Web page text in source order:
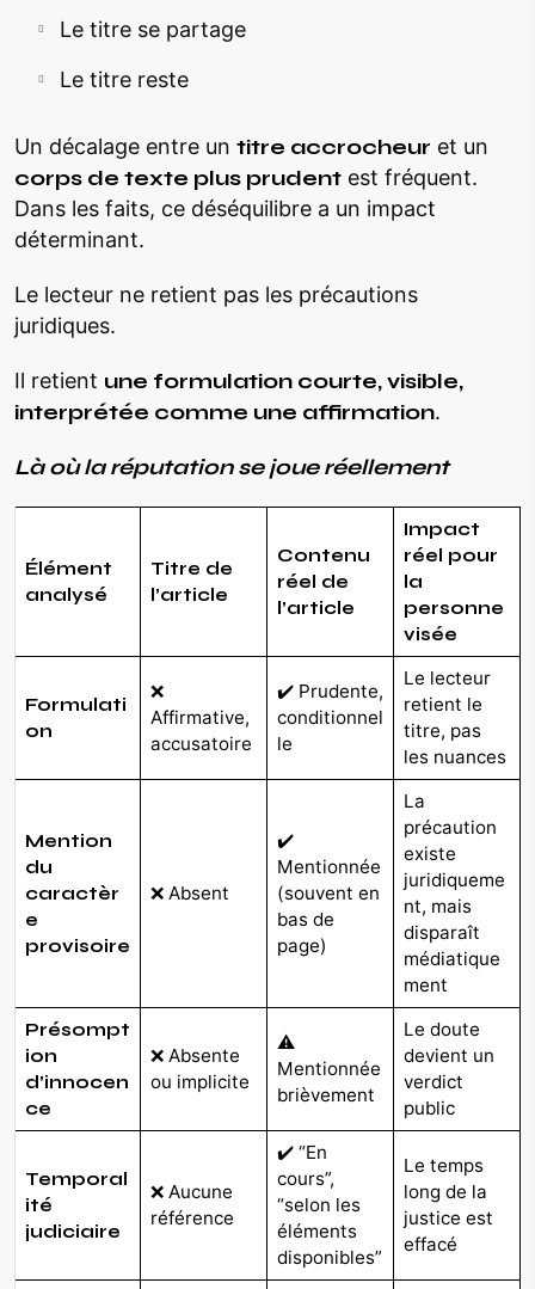
Le titre se partage
Le titre reste
Un décalage entre un titre accrocheur et un
corps de texte plus prudent est fréquent.
Dans les faits, ce déséquilibre a un impact
déterminant.
Le lecteur ne retient pas les précautions
juridiques.
Il retient une formulation courte, visible,
interprétée comme une affirmation.
Là où la réputation se joue réellement
Élément
analysé
Titre de
l’article
Contenu
réel de
l’article
Impact
réel pour
la
personne
visée
Formulati
on
❌
Affirmative,
accusatoire
✔️ Prudente,
conditionnel
le
Le lecteur
retient le
titre, pas
les nuances
Mention
du
caractèr
e
provisoire
❌ Absent
✔️
Mentionnée
(souvent en
bas de
page)
La
précaution
existe
juridiqueme
nt, mais
disparaît
médiatique
ment
Présompt
ion
d’innocen
ce
❌ Absente
ou implicite
⚠️
Mentionnée
brièvement
Le doute
devient un
verdict
public
Temporal
ité
judiciaire
❌ Aucune
référence
✔️ “En
cours”,
“selon les
éléments
disponibles”
Le temps
long de la
justice est
effacé